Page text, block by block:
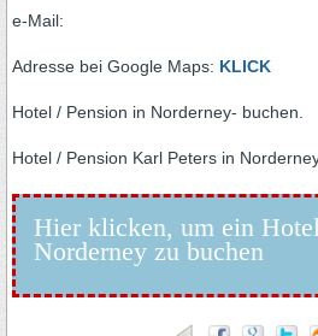
e-Mail:
Adresse bei Google Maps: KLICK
Hotel / Pension in Norderney- buchen.
Hotel / Pension Karl Peters in
Hier klicken, um ein
Norderney zu buchen